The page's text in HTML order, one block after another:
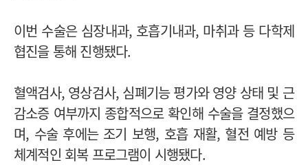
이번 수술은 심장내과, 호흡기내과, 마취과 등 다학제
협진을 통해 진행됐다.
혈액검사, 영상검사, 심폐기능 평가와 영양 상태 및 근
감소증 여부까지 종합적으로 확인해 수술을 결정했으
며, 수술 후에는 조기 보행, 호흡 재활, 혈전 예방 등
체계적인 회복 프로그램이 시행됐다.